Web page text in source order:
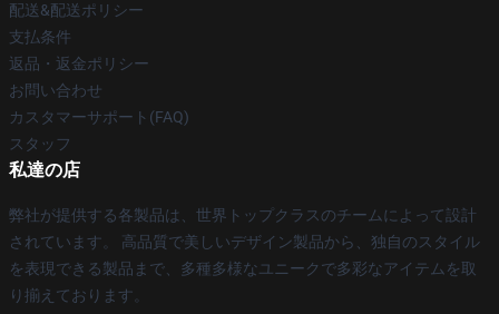
配送&配送ポリシー
支払条件
返品・返金ポリシー
お問い合わせ
カスタマーサポート(FAQ)
スタッフ
私達の店
弊社が提供する各製品は、世界トップクラスのチームによって設計
されています。 高品質で美しいデザイン製品から、独自のスタイル
を表現できる製品まで、多種多様なユニークで多彩なアイテムを取
り揃えております。